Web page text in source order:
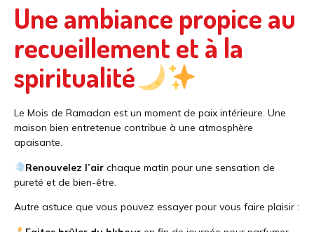
Une ambiance propice au
recueillement et à la
spiritualité
Le Mois de Ramadan est un moment de paix intérieure. Une
maison bien entretenue contribue à une atmosphère
apaisante.
Renouvelez l’airchaque matin pour une sensation de
pureté et de bien-être.
Autre astuce que vous pouvez essayer pour vous faire plaisir :